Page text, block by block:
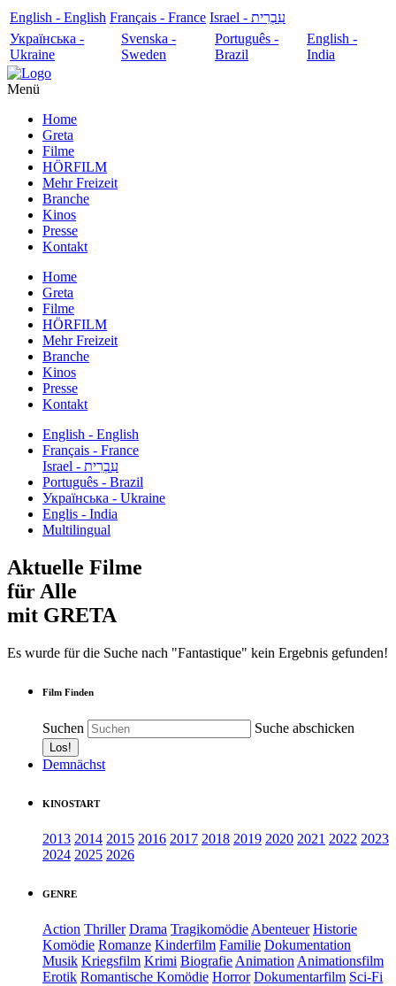
English - English Français - France
עִבְרִית - Israel
Українська -
Ukraine
Svenska -
Sweden
Português -
Brazil
English -
India
Menü
Home
Greta
Filme
HÖRFILM
Mehr Freizeit
Branche
Kinos
Presse
Kontakt
Home
Greta
Filme
HÖRFILM
Mehr Freizeit
Branche
Kinos
Presse
Kontakt
English - English
Français - France
עִבְרִית - Israel
Português - Brazil
Українська - Ukraine
Englis - India
Multilingual
Aktuelle Filme
für Alle
mit GRETA
Es wurde für die Suche nach "Fantastique" kein Ergebnis gefunden!
Film Finden
Suchen Suche abschicken
Demnächst
KINOSTART
2013 2014 2015 2016 2017 2018 2019 2020 2021 2022 2023
2024 2025 2026
GENRE
Action Thriller Drama Tragikomödie Abenteuer Historie
Komödie Romanze Kinderfilm Familie Dokumentation
Musik Kriegsfilm Krimi Biografie Animation Animationsfilm
Erotik Romantische Komödie Horror Dokumentarfilm Sci-Fi